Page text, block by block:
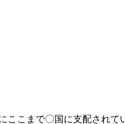
にここまで〇国に支配さ